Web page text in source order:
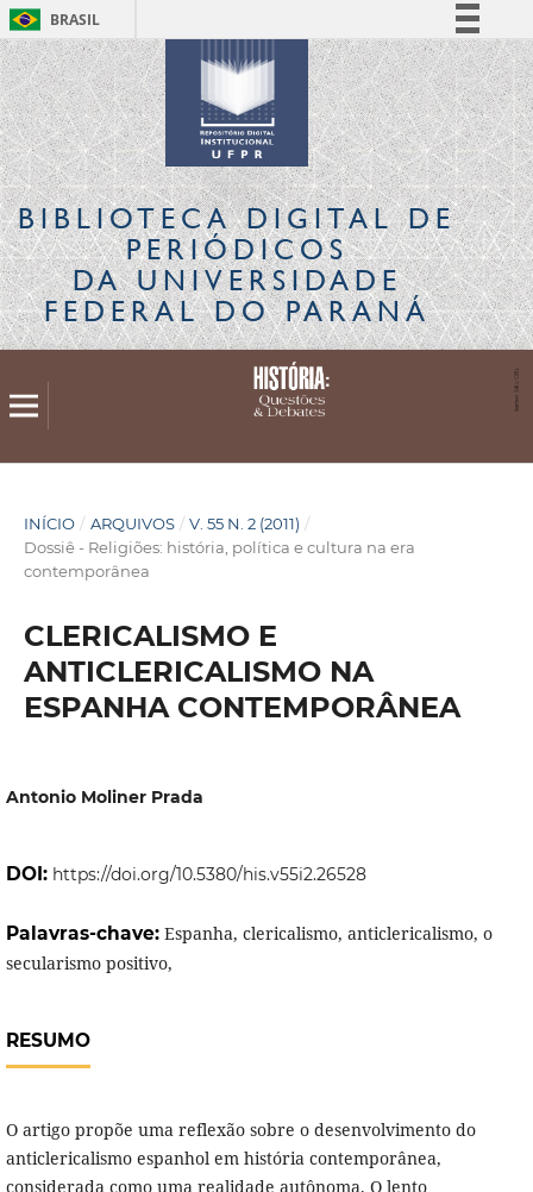
BRASIL
Simplifique!
Comunica BR
Participe
Acesso à informação
Legislação
Canais
BIBLIOTECA DIGITALDE
PERIÓDICOS
DA UNIVERSIDADE
FEDERAL DO PARANÁ
INÍCIO / ARQUIVOS / V. 55 N. 2 (2011) /
Dossiê - Religiões: história, política e cultura na era
contemporânea
CLERICALISMO E
ANTICLERICALISMO NA
ESPANHA CONTEMPORÂNEA
Antonio Moliner Prada
DOI: https://doi.org/10.5380/his.v55i2.26528
Palavras-chave: Espanha, clericalismo, anticlericalismo, o
secularismo positivo,
RESUMO
O artigo propõe uma reflexão sobre o desenvolvimento do
anticlericalismo espanhol em história contemporânea,
considerada como uma realidade autônoma. O lento